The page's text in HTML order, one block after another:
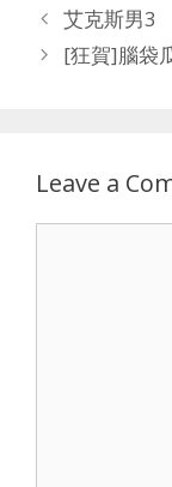
艾克斯男3
[狂賀]腦袋
Leave a